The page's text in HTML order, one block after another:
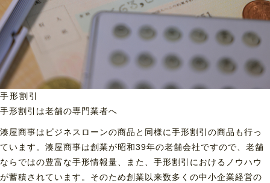
手形割引
手形割引は老舗の専門業者へ
湊屋商事はビジネスローンの商品と同様に手形割引の商品も行っ
ています。湊屋商事は創業が昭和39年の老舗会社ですので、老舗
ならではの豊富な手形情報量、また、手形割引におけるノウハウ
が蓄積されています。そのため創業以来数多くの中小企業経営の